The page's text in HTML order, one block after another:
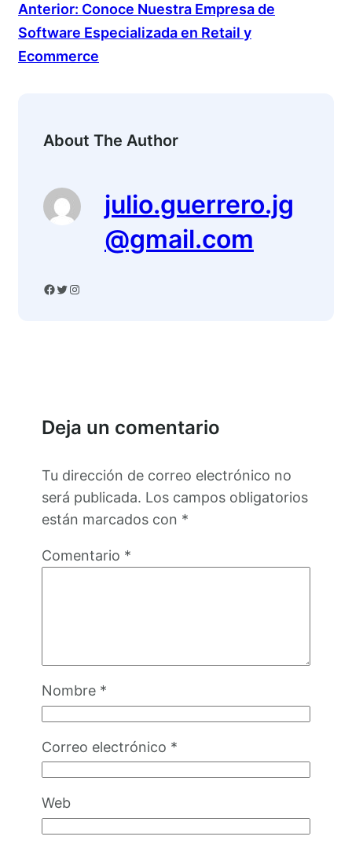
Anterior: Conoce Nuestra Empresa de
Software Especializada en Retail y
Ecommerce
About The Author
julio.guerrero.jg
@gmail.com
Facebook Twitter Instagram
Deja un comentario
Tu dirección de correo electrónico no
será publicada. Los campos obligatorios
están marcados con *
Comentario *
Nombre *
Correo electrónico *
Web